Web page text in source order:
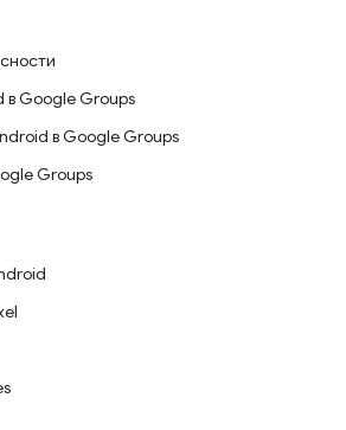
Google Groups
в Google Groups
Groups